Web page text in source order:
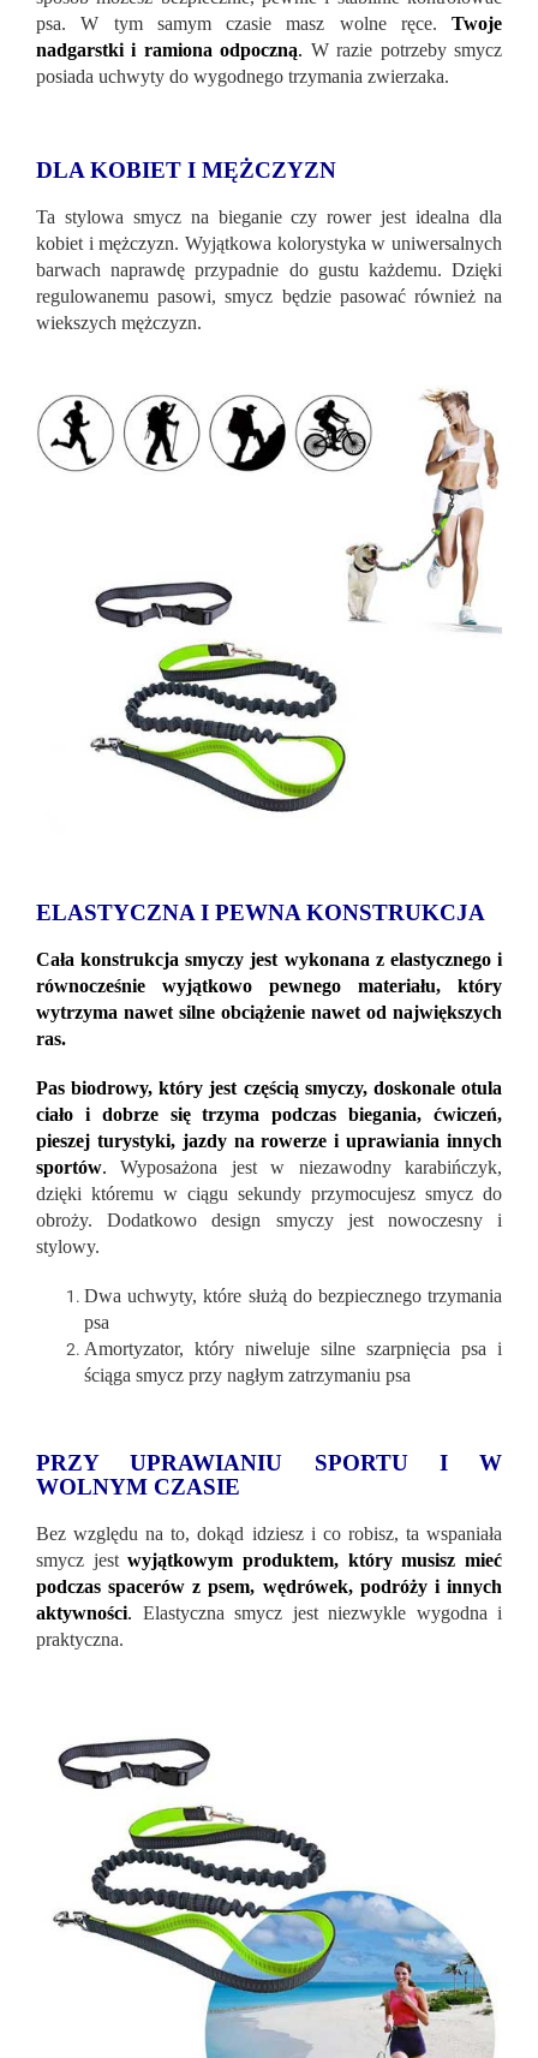
psa. W tym samym czasie masz wolne ręce. Twoje
nadgarstki i ramiona odpoczną. W razie potrzeby smycz
posiada uchwyty do wygodnego trzymania zwierzaka.
DLA KOBIET I MĘŻCZYZN
Ta stylowa smycz na bieganie czy rower jest idealna dla
kobiet i mężczyzn. Wyjątkowa kolorystyka w uniwersalnych
barwach naprawdę przypadnie do gustu każdemu. Dzięki
regulowanemu pasowi, smycz będzie pasować również na
wiekszych mężczyzn.
ELASTYCZNA I PEWNA KONSTRUKCJA
Cała konstrukcja smyczy jest wykonana z elastycznego i
równocześnie wyjątkowo pewnego materiału, który
wytrzyma nawet silne obciążenie nawet od największych
ras.
Pas biodrowy, który jest częścią smyczy, doskonale otula
ciało i dobrze się trzyma podczas biegania, ćwiczeń,
pieszej turystyki, jazdy na rowerze i uprawiania innych
sportów. Wyposażona jest w niezawodny karabińczyk,
dzięki któremu w ciągu sekundy przymocujesz smycz do
obroży. Dodatkowo design smyczy jest nowoczesny i
stylowy.
Dwa uchwyty, które służą do bezpiecznego trzymania
psa
Amortyzator, który niweluje silne szarpnięcia psa i
ściąga smycz przy nagłym zatrzymaniu psa
PRZY UPRAWIANIU SPORTU I W
WOLNYM CZASIE
Bez względu na to, dokąd idziesz i co robisz, ta wspaniała
smycz jestwyjątkowym produktem, który musisz mieć
podczas spacerów z psem, wędrówek, podróży i innych
aktywności. Elastyczna smycz jest niezwykle wygodna i
praktyczna.